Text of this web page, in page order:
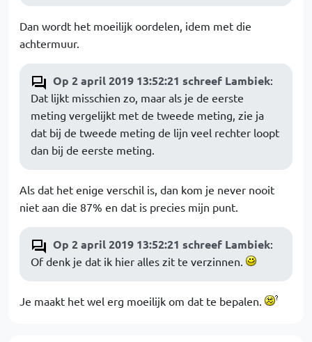
Dan wordt het moeilijk oordelen, idem met die
achtermuur.
Op 2 april 2019 13:52:21 schreef Lambiek:
Dat lijkt misschien zo, maar als je de eerste
meting vergelijkt met de tweede meting, zie ja
dat bij de tweede meting de lijn veel rechter loopt
dan bij de eerste meting.
Als dat het enige verschil is, dan kom je never nooit
niet aan die 87% en dat is precies mijn punt.
Op 2 april 2019 13:52:21 schreef Lambiek:
Of denk je dat ik hier alles zit te verzinnen.
Je maakt het wel erg moeilijk om dat te bepalen.